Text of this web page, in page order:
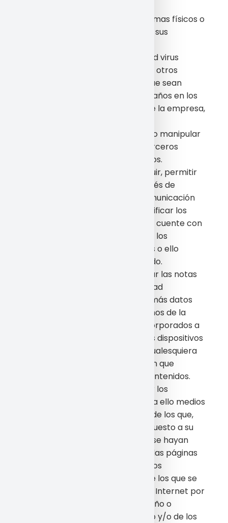
Provocar daños en los sistemas físicos o
lógicos del Espacio Web, de sus
Introducir o difundir en la red virus
informáticos o cualesquiera otros
sistemas físicos o lógicos que sean
susceptibles de provocar daños en los
sistemas físicos o lógicos de la empresa,
Intentar acceder, utilizar y/o manipular
los datos de la empresa, terceros
proveedores y otros Usuarios.
Reproducir o copiar, distribuir, permitir
el acceso del público a través de
cualquier modalidad de comunicación
pública, transformar o modificar los
contenidos, a menos que se cuente con
la autorización del titular de los
correspondientes derechos o ello
resulte legalmente permitido.
Suprimir, ocultar o manipular las notas
sobre derechos de propiedad
intelectual o industrial y demás datos
identificativos de los derechos de la
empresa o de terceros incorporados a
los contenidos, así como los dispositivos
técnicos de protección o cualesquiera
mecanismos de información que
puedan insertarse en los contenidos.
Obtener e intentar obtener los
contenidos empleando para ello medios
o procedimientos distintos de los que,
según los casos, se hayan puesto a su
disposición a este efecto o se hayan
indicado expresamente en las páginas
web donde se encuentren los
contenidos o, en general, de los que se
empleen habitualmente en Internet por
no entrañar un riesgo de daño o
inutilización del Espacio web y/o de los